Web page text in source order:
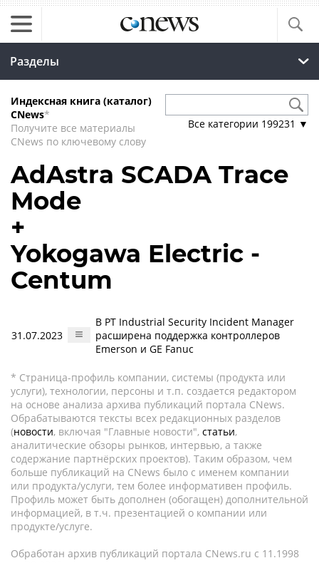
Разделы
Индексная книга (каталог)
CNews*
Получите все материалы
CNews по ключевому слову
Все категории 199231 ▼
AdAstra SCADA Trace
Mode
+
Yokogawa Electric -
Centum
31.07.2023
В PT Industrial Security Incident Manager
расширена поддержка контроллеров
Emerson и GE Fanuc
* Страница-профиль компании, системы (продукта или
услуги), технологии, персоны и т.п. создается редактором
на основе анализа архива публикаций портала CNews.
Обрабатываются тексты всех редакционных разделов
(новости, включая "Главные новости", статьи,
аналитические обзоры рынков, интервью, а также
содержание партнёрских проектов). Таким образом, чем
больше публикаций на CNews было с именем компании
или продукта/услуги, тем более информативен профиль.
Профиль может быть дополнен (обогащен) дополнительной
информацией, в т.ч. презентацией о компании или
продукте/услуге.
Обработан архив публикаций портала CNews.ru c 11.1998